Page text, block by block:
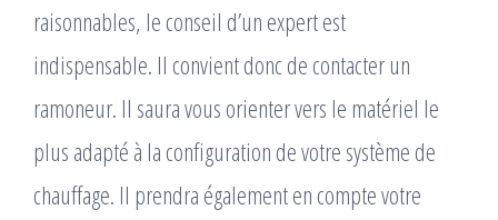
raisonnables, le conseil d’un expert est
indispensable. Il convient donc de contacter un
ramoneur. Il saura vous orienter vers le matériel le
plus adapté à la configuration de votre système de
chauffage. Il prendra également en compte votre